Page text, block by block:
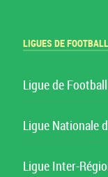
LIGUES DE FOOTBALL
Ligue de
Ligue Nationale
Ligue Inter-